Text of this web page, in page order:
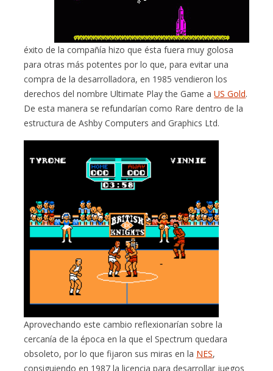
éxito de la compañía hizo que ésta fuera muy golosa
para otras más potentes por lo que, para evitar una
compra de la desarrolladora, en 1985 vendieron los
derechos del nombre Ultimate Play the Game aUS Gold.
De esta manera se refundarían como Rare dentro de la
estructura de Ashby Computers and Graphics Ltd.
Aprovechando este cambio reflexionarían sobre la
cercanía de la época en la que el Spectrum quedara
obsoleto, por lo que fijaron sus miras en la NES,
consiguiendo en 1987 la licencia para desarrollar juegos